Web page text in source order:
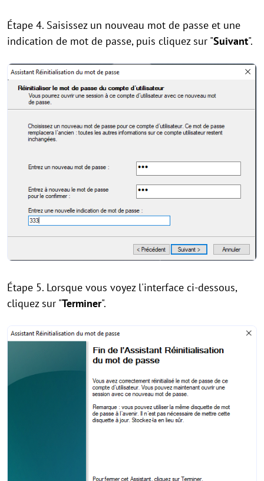
Étape 4. Saisissez un nouveau mot de passe et une
indication de mot de passe, puis cliquez sur "Suivant".
Étape 5. Lorsque vous voyez l'interface ci-dessous,
cliquez sur "Terminer".